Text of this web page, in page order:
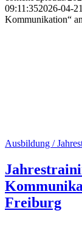
09:11:352026-04-
Kommunikation“
Ausbildung /
Freiburg